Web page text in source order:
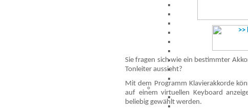
Sie fragen sich wie ein bestimmter
Tonleiter aussieht?
Mit dem Programm Klavierakkorde
auf einem virtuellen Keyboard
beliebig gewählt werden.